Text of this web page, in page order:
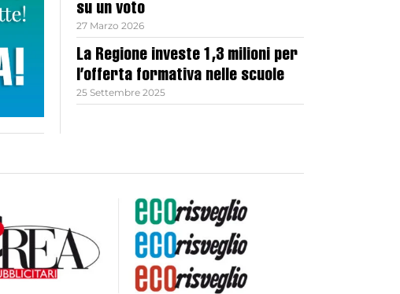
su un voto
27 Marzo 2026
La Regione investe 1,3 milioni per
l’offerta formativa nelle scuole
25 Settembre 2025